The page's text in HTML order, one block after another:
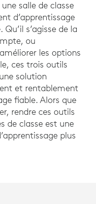
salle de classe
d’apprentissage
s’agisse de la
ou
les options
ces trois outils
solution
et rentablement
fiable. Alors que
rendre ces outils
de classe est une
plus